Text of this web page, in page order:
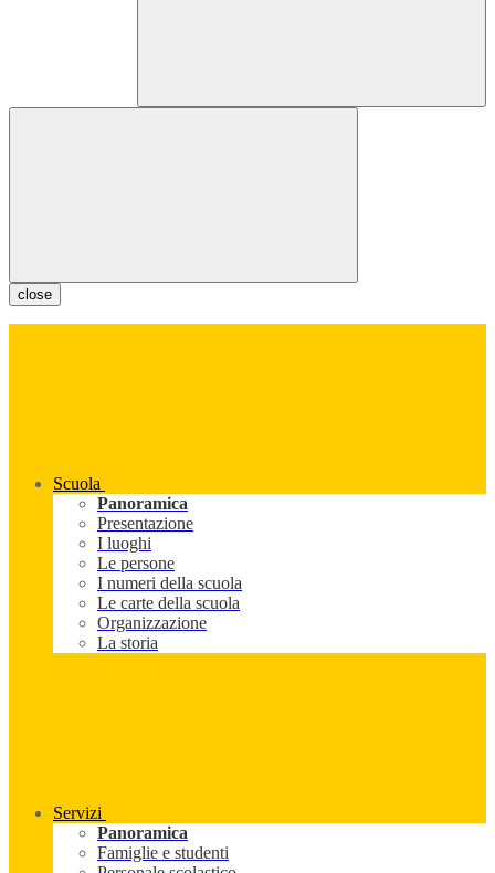
close
Scuola
Panoramica
Presentazione
I luoghi
Le persone
I numeri della scuola
Le carte della scuola
Organizzazione
La storia
Servizi
Panoramica
Famiglie e studenti